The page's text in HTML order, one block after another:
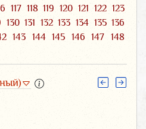
117 118 119 120 121 122 123
130 131 132 133 134 135 136
143 144 145 146 147
148